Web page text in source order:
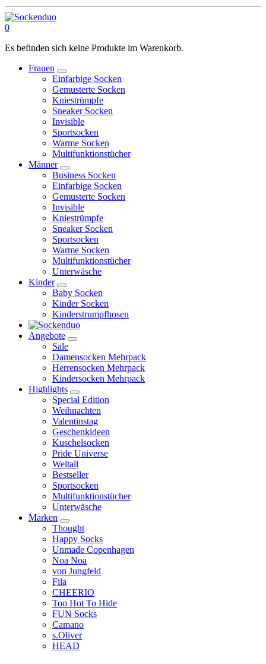
0
Es befinden sich keine Produkte im Warenkorb.
Frauen
Einfarbige Socken
Gemusterte Socken
Kniestrümpfe
Sneaker Socken
Invisible
Sportsocken
Warme Socken
Multifunktionstücher
Männer
Business Socken
Einfarbige Socken
Gemusterte Socken
Invisible
Kniestrümpfe
Sneaker Socken
Sportsocken
Warme Socken
Multifunktionstücher
Unterwäsche
Kinder
Baby Socken
Kinder Socken
Kinderstrumpfhosen
Angebote
Sale
Damensocken Mehrpack
Herrensocken Mehrpack
Kindersocken Mehrpack
Highlights
Special Edition
Weihnachten
Valentinstag
Geschenkideen
Kuschelsocken
Pride Universe
Weltall
Bestseller
Sportsocken
Multifunktionstücher
Unterwäsche
Marken
Thought
Happy Socks
Unmade Copenhagen
Noa Noa
von Jungfeld
Fila
CHEERIO
Too Hot To Hide
FUN Socks
Camano
s.Oliver
HEAD